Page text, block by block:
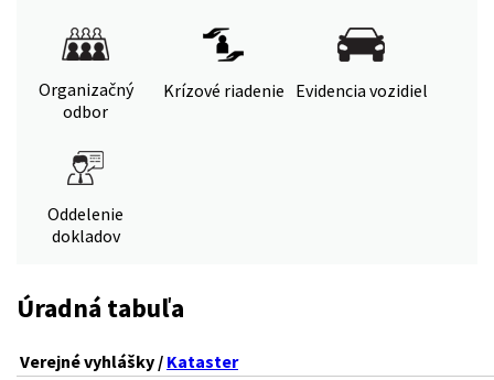
Organizačný
odbor
Krízové riadenie Evidencia vozidiel
Oddelenie
dokladov
Úradná tabuľa
Verejné vyhlášky / Kataster